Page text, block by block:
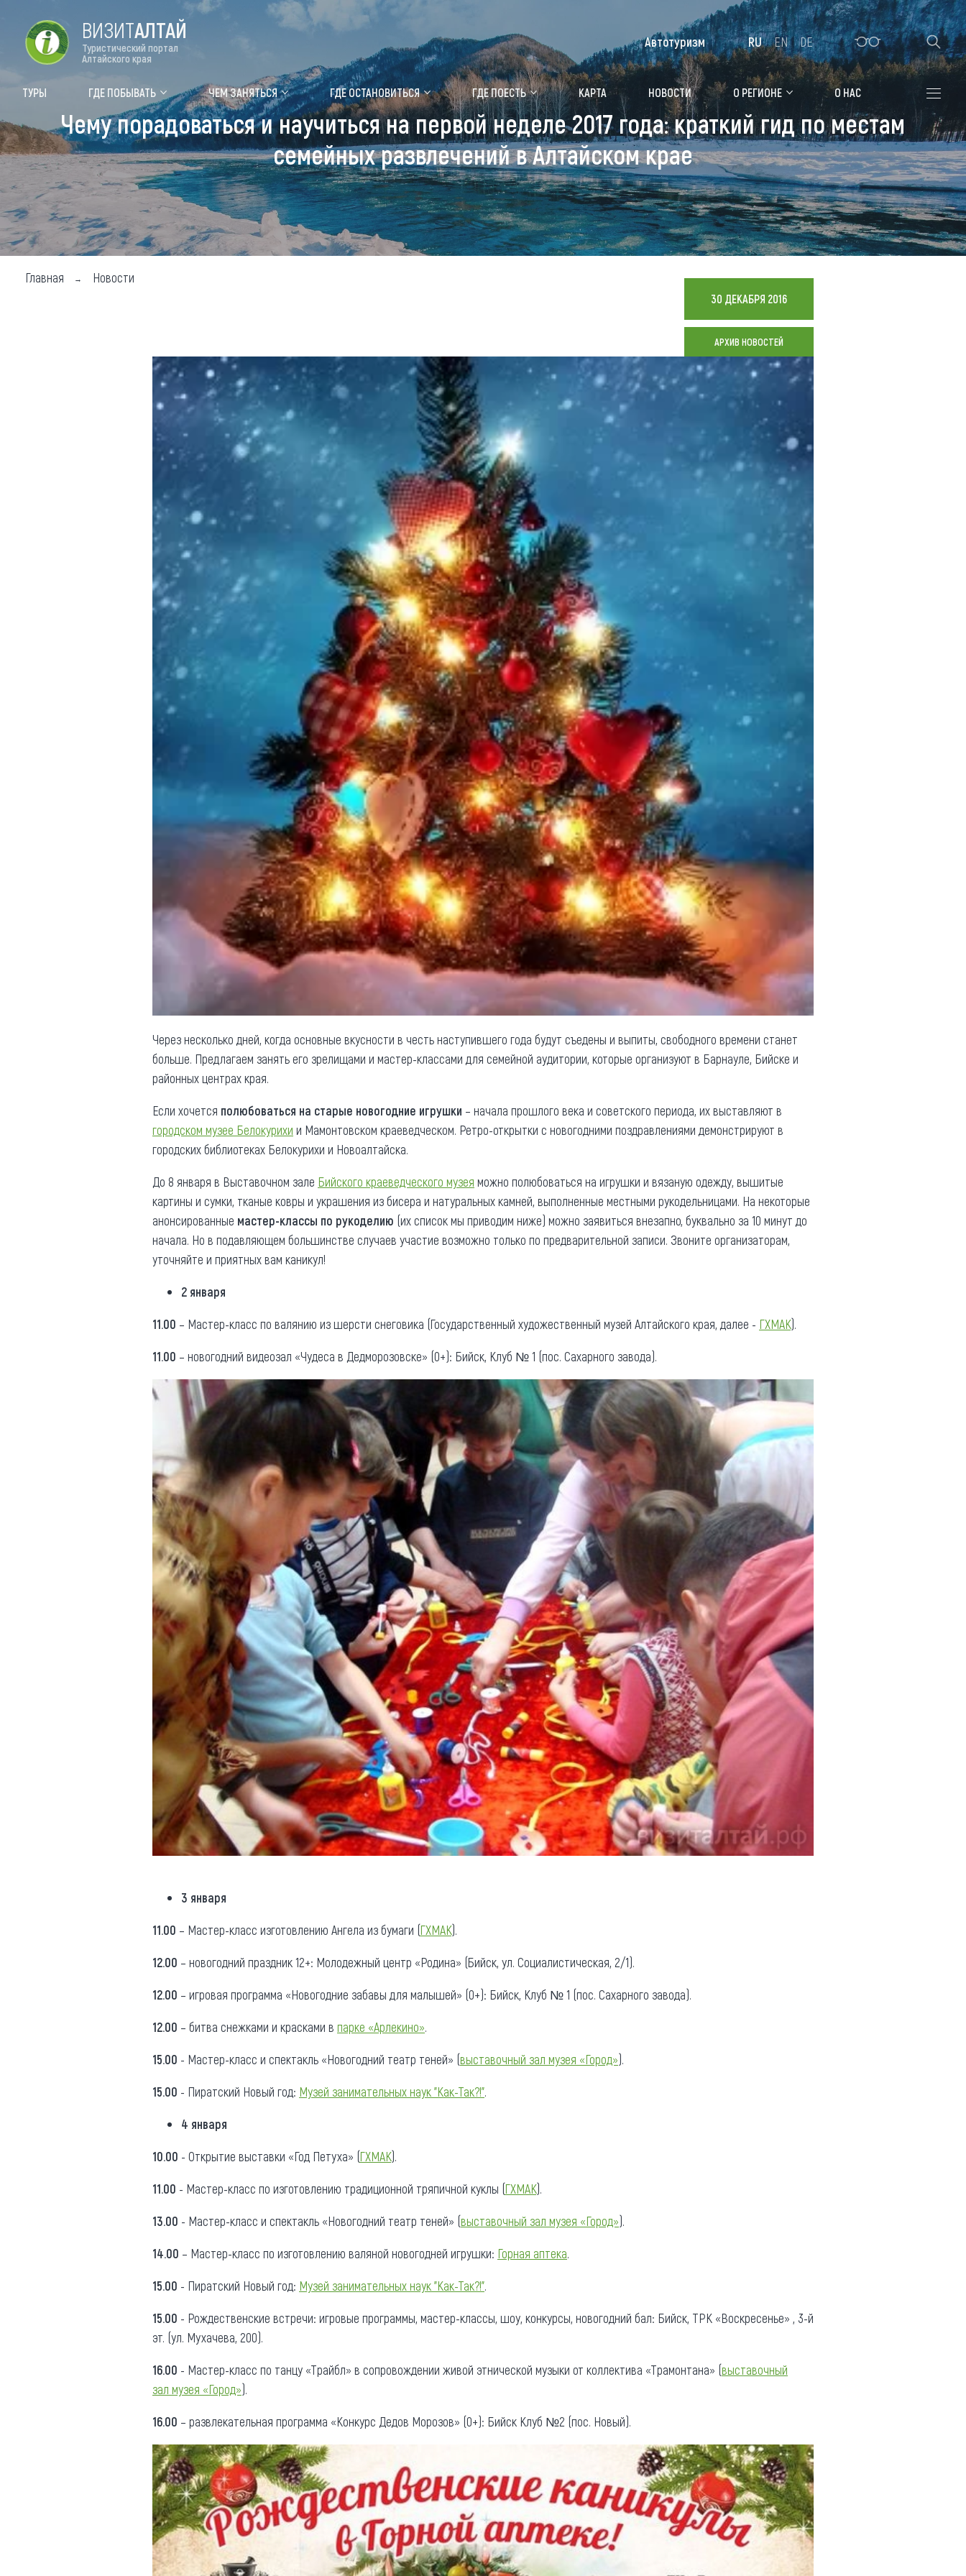
Форум VISIT ALTAI Цветение маральника Медицинский форум Алтайская зимовка
Туры Где побывать
Объекты природы
Объекты истории и культуры
Объекты развлечений
Топ туристических мест
Чем заняться
Календарь событий
Аудиогид
Мой маршрут
Где остановиться
Санатории
Гостиницы, отели
Коттеджи, базы
Сельские усадьбы
Мотели, придорожные отели
Придорожные кафе
Новости
Что привезти (сувениры)
Общая информация
Как добраться
Люди, прославившие Алтай
Коллекция впечатлений
Блог путешественника
Видеогалерея
Фотогалерея
Другие рубрики
Реестр туроператоров
Реестр туристических
агентств Алтайского края
Обращения граждан
Противодействие коррупции
ВИЗИТАЛТАЙ
Туристический портал
Алтайского края
ТУРЫ ГДЕ ПОБЫВАТЬ ЧЕМ ЗАНЯТЬСЯ ГДЕ ОСТАНОВИТЬСЯ ГДЕ ПОЕСТЬ КАРТА НОВОСТИ О РЕГИОНЕ О НАС
Автотуризм RU EN DE
Чему порадоваться и научиться на первой неделе 2017 года: краткий гид по местам
семейных развлечений в Алтайском крае
Главная Новости
30 ДЕКАБРЯ 2016
АРХИВ НОВОСТЕЙ
Через несколько дней, когда основные вкусности в честь наступившего года будут съедены и выпиты, свободного времени станет
больше. Предлагаем занять его зрелищами и мастер-классами для семейной аудитории, которые организуют в Барнауле, Бийске и
районных центрах края.
Если хочется полюбоваться на старые новогодние игрушки – начала прошлого века и советского периода, их выставляют в
городском музее Белокурихи и Мамонтовском краеведческом. Ретро-открытки с новогодними поздравлениями демонстрируют в
городских библиотеках Белокурихи и Новоалтайска.
До 8 января в Выставочном зале Бийского краеведческого музея можно полюбоваться на игрушки и вязаную одежду, вышитые
картины и сумки, тканые ковры и украшения из бисера и натуральных камней, выполненные местными рукодельницами. На некоторые
анонсированные мастер-классы по рукоделию (их список мы приводим ниже) можно заявиться внезапно, буквально за 10 минут до
начала. Но в подавляющем большинстве случаев участие возможно только по предварительной записи. Звоните организаторам,
уточняйте и приятных вам каникул!
2 января
11.00 – Мастер-класс по валянию из шерсти снеговика (Государственный художественный музей Алтайского края, далее - ГХМАК).
11.00 – новогодний видеозал «Чудеса в Дедморозовске» (0+): Бийск, Клуб № 1 (пос. Сахарного завода).
3 января
11.00 – Мастер-класс изготовлению Ангела из бумаги (ГХМАК).
12.00 – новогодний праздник 12+: Молодежный центр «Родина» (Бийск, ул. Социалистическая, 2/1).
12.00 – игровая программа «Новогодние забавы для малышей» (0+): Бийск, Клуб № 1 (пос. Сахарного завода).
12.00 – битва снежками и красками в парке «Арлекино».
15.00 - Мастер-класс и спектакль «Новогодний театр теней» (выставочный зал музея «Город»).
15.00 - Пиратский Новый год: Музей занимательных наук "Как-Так?!".
4 января
10.00 - Открытие выставки «Год Петуха» (ГХМАК).
11.00 - Мастер-класс по изготовлению традиционной тряпичной куклы (ГХМАК).
13.00 - Мастер-класс и спектакль «Новогодний театр теней» (выставочный зал музея «Город»).
14.00 – Мастер-класс по изготовлению валяной новогодней игрушки: Горная аптека.
15.00 - Пиратский Новый год: Музей занимательных наук "Как-Так?!".
15.00 - Рождественские встречи: игровые программы, мастер-классы, шоу, конкурсы, новогодний бал: Бийск, ТРК «Воскресенье» , 3-й
эт. (ул. Мухачева, 200).
16.00 - Мастер-класс по танцу «Трайбл» в сопровождении живой этнической музыки от коллектива «Трамонтана» (выставочный
зал музея «Город»).
16.00 – развлекательная программа «Конкурс Дедов Морозов» (0+): Бийск Клуб №2 (пос. Новый).